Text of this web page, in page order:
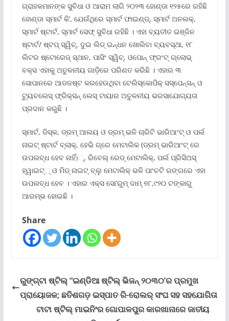
ଗ୍ରାହକମାନଙ୍କ ସୁବିଧା ଓ ଆରାମ ଲାଗି ୨୦୨୩ ହୋଣ୍ଡା ୧୨୫ରେ ରହିଛି
ହୋଣ୍ଡା ସ୍ମାର୍ଟ କି’, ଯେଉଁଥିରେ ସ୍ମାର୍ଟ ଫାଇଣ୍ଡ୍‌, ସ୍ମାର୍ଟ ଅନଲକ୍‌,
ସ୍ମାର୍ଟ ଷ୍ଟାର୍ଟ, ସ୍ମାର୍ଟ ସେଫ୍ ସୁବିଧା ରହିଛି । ଏହା ବ୍ୟତୀତ ଇଞ୍ଜିନ
ଷ୍ଟାର୍ଟ/ ଷ୍ଟପ୍ ସ୍ୱିଚ୍‌, ଦୁଇ ଲିଡ୍ ଇନ୍ଧନ ଖୋଲିବା ବ୍ୟବସ୍ଥା, ୧୮
ଲିଟର ଷ୍ଟୋରେଜ୍ ସ୍ଥାନ, ପାସିଂ ସ୍ୱିଚ୍‌, ଓପୋନ୍ ଫ୍ରଂଟ୍ ଗ୍ଲୋଭ୍
ବକ୍ସ ଏହାକୁ ଅତୁଳନୀୟ ଗାଡ଼ିରେ ପରିଣତ କରିଛି । ଏହାର ୩
ସୋପାନରେ ଆଡଜଷ୍ଟ କରହେଉଥିବା ଟେଲିସ୍କୋପିକ୍ ସସ୍‌ପେନ୍‌ସନ୍ ଓ
ଟ୍ୟୁବଲେସ୍ ଫ୍ରିକ୍ସନ୍ ଲେସ୍ ଟାୟାର ଅତୁଳନୀୟ ଭରସାଯୋଗ୍ୟତା
ପ୍ରଦାନ କରୁଛି ।
ସ୍ମାର୍ଟ, ଡିସ୍କ, ଡ୍ରମ୍ ଆଲୟ ଓ ଡ୍ରମ୍ ଭଳି ଚାରିଟି ଭାରିଆଂଟ୍ ଓ ପର୍ଲ
ନାଇଟ୍ ଷ୍ଟାର୍ଟ ବ୍ଲାକ୍‌, ହେଭି ଗ୍ରେ ମେଟାଲିକ (ଡ୍ରମ୍ ଭାରିଆଂଟ୍ ରେ
ଉପଲବ୍ଧ ହେବ ନାହିଁ)୍‌, ରିବେଲ୍ ରେଡ୍ ମେଟାଲିକ୍‌, ପର୍ଲ ପ୍ରିସିଅସ୍
ହ୍ୱାଇଟ୍‌୍ ଓ ମିଡ୍ ନାଇଟ୍ ବ୍ଲୁ ମେଟାଲିକ୍ ଭଳି ପାଂଚଟି ରଙ୍ଗରେ ଏହା
ଉପଲବ୍ଧ ହେବ । ଏହାର ଏକ୍ସ ସୋ’ରୁମ୍ ଦାମ୍ ୭୮,୯୨୦ ଟଙ୍କାରୁ
ଆରମ୍ଭ ହୋଇଛି ।
Share
ରୁଙ୍ଗ୍‌ଟା ଷ୍ଟିଲ୍ “ଇଣ୍ଡିଆ ଷ୍ଟିଲ୍ ଭିଜନ୍ ୨୦୩୦’ର ପ୍ରମୁଖ
ପ୍ରାୟୋଜକ; ଛତିଶଗଡ଼ ଇସ୍ପାତ ରି-ରୋଲର୍ ସଂଘ ସହ ସହଯୋଗିତା
ଟାଟା ଷ୍ଟିଲ୍ ମାଇନିଂର ଗୋପାଳପୁର କାରଖାନାରେ ଜାତୀୟ